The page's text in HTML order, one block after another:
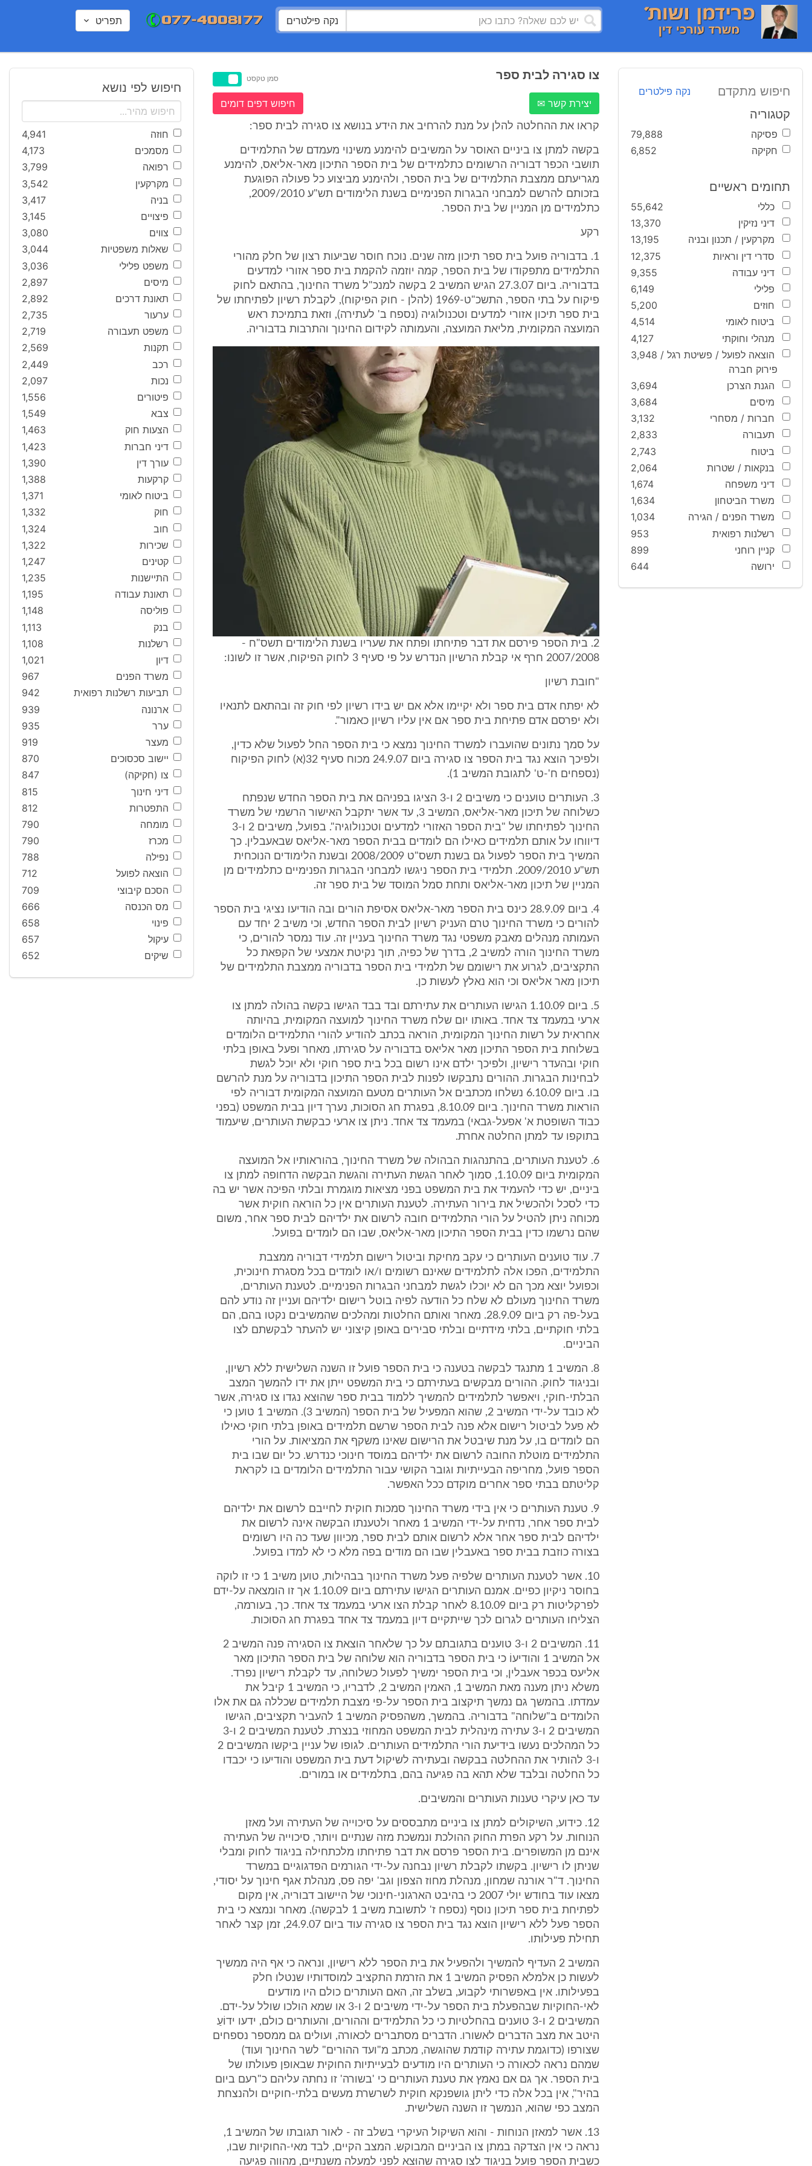
נקה פילטרים תפריט
חיפוש מתקדם נקה פילטרים
קטגוריה
פסיקה
79,888
חקיקה
6,852
תחומים ראשיים
כללי
55,642
דיני נזיקין
13,370
מקרקעין / תכנון ובניה
13,195
סדרי דין וראיות
12,375
דיני עבודה
9,355
פלילי
6,149
חוזים
5,200
ביטוח לאומי
4,514
מנהלי וחוקתי
4,127
הוצאה לפועל / פשיטת רגל /
פירוק חברה
3,948
הגנת הצרכן
3,694
מיסים
3,684
חברות / מסחרי
3,132
תעבורה
2,833
ביטוח
2,743
בנקאות / שטרות
2,064
דיני משפחה
1,674
משרד הביטחון
1,634
משרד הפנים / הגירה
1,034
רשלנות רפואית
953
קניין רוחני
899
ירושה
644
צו סגירה לבית ספר סמן טקסט
יצירת קשר ✉ חיפוש דפים דומים
קראו את ההחלטה להלן על מנת להרחיב את הידע בנושא צו סגירה לבית ספר:
בקשה למתן צו ביניים האוסר על המשיבים להימנע משינוי מעמדם של התלמידים
תושבי הכפר דבוריה הרשומים כתלמידים של בית הספר התיכון מאר-אליאס, להימנע
מגריעתם ממצבת התלמידים של בית הספר, ולהימנע מביצוע כל פעולה הפוגעת
בזכותם להרשם למבחני הבגרות הפנימיים בשנת הלימודים תש"ע 2009/2010,
כתלמידים מן המניין של בית הספר.
רקע
1. בדבוריה פועל בית ספר תיכון מזה שנים. נוכח חוסר שביעות רצון של חלק מהורי
התלמידים מתפקודו של בית הספר, קמה יוזמה להקמת בית ספר אזורי למדעים
בדבוריה. ביום 27.3.07 הגיש המשיב 2 בקשה למנכ"ל משרד החינוך, בהתאם לחוק
פיקוח על בתי הספר, התשכ"ט-1969 (להלן - חוק הפיקוח), לקבלת רשיון לפתיחתו של
בית ספר תיכון אזורי למדעים וטכנולוגיה (נספח ב' לעתירה), וזאת בתמיכת ראש
המועצה המקומית, מליאת המועצה, והעמותה לקידום החינוך והתרבות בדבוריה.
2. בית הספר פירסם את דבר פתיחתו ופתח את שעריו בשנת הלימודים תשס"ח -
2007/2008 חרף אי קבלת הרשיון הנדרש על פי סעיף 3 לחוק הפיקוח, אשר זו לשונו:
"חובת רשיון
לא יפתח אדם בית ספר ולא יקיימו אלא אם יש בידו רשיון לפי חוק זה ובהתאם לתנאיו
ולא יפרסם אדם פתיחת בית ספר אם אין עליו רשיון כאמור".
על סמך נתונים שהועברו למשרד החינוך נמצא כי בית הספר החל לפעול שלא כדין,
ולפיכך הוצא נגד בית הספר צו סגירה ביום 24.9.07 מכוח סעיף 32(א) לחוק הפיקוח
(נספחים ח'-ט' לתגובת המשיב 1).
3. העותרים טוענים כי משיבים 2 ו-3 הציגו בפניהם את בית הספר החדש שנפתח
כשלוחה של תיכון מאר-אליאס, המשיב 3, עד אשר יתקבל האישור הרשמי של משרד
החינוך לפתיחתו של "בית הספר האזורי למדעים וטכנולוגיה". בפועל, משיבים 2 ו-3
דיווחו על אותם תלמידים כאילו הם לומדים בבית הספר מאר-אליאס שבאעבלין. כך
המשיך בית הספר לפעול גם בשנת תשס"ט 2008/2009 ובשנת הלימודים הנוכחית
תש"ע 2009/2010. תלמידי בית הספר ניגשו למבחני הבגרות הפנימיים כתלמידים מן
המניין של תיכון מאר-אליאס ותחת סמל המוסד של בית ספר זה.
4. ביום 28.9.09 כינס בית הספר מאר-אליאס אסיפת הורים ובה הודיעו נציגי בית הספר
להורים כי משרד החינוך טרם העניק רשיון לבית הספר החדש, וכי משיב 2 יחד עם
העמותה מנהלים מאבק משפטי נגד משרד החינוך בעניין זה. עוד נמסר להורים, כי
משרד החינוך הורה למשיב 2, בדרך של כפיה, תוך נקיטת אמצעי של הקפאת כל
התקציבים, לגרוע את רישומם של תלמידי בית הספר בדבוריה ממצבת התלמידים של
תיכון מאר אליאס וכי הוא נאלץ לעשות כן.
5. ביום 1.10.09 הגישו העותרים את עתירתם ובד בבד הגישו בקשה בהולה למתן צו
ארעי במעמד צד אחד. באותו יום שלח משרד החינוך למועצה המקומית, בהיותה
אחראית על רשות החינוך המקומית, הוראה בכתב להודיע להורי התלמידים הלומדים
בשלוחת בית הספר התיכון מאר אליאס בדבוריה על סגירתו, מאחר ופעל באופן בלתי
חוקי ובהעדר רישיון, ולפיכך ילדם אינו רשום בכל בית ספר חוקי ולא יוכל לגשת
לבחינות הבגרות. ההורים נתבקשו לפנות לבית הספר התיכון בדבוריה על מנת להרשם
בו. ביום 6.10.09 נשלחו מכתבים אל העותרים מטעם המועצה המקומית דבוריה לפי
הוראות משרד החינוך. ביום 8.10.09, בפגרת חג הסוכות, נערך דיון בבית המשפט (בפני
כבוד השופטת א' אפעל-גבאי) במעמד צד אחד. ניתן צו ארעי כבקשת העותרים, שיעמוד
בתוקפו עד למתן החלטה אחרת.
6. לטענת העותרים, בהתנהגות הבהולה של משרד החינוך, בהוראותיו אל המועצה
המקומית ביום 1.10.09, סמוך לאחר הגשת העתירה והגשת הבקשה הדחופה למתן צו
ביניים, יש כדי להעמיד את בית המשפט בפני מציאות מוגמרת ובלתי הפיכה אשר יש בה
כדי לסכל ולהכשיל את בירור העתירה. לטענת העותרים אין כל הוראה חוקית אשר
מכוחה ניתן להטיל על הורי התלמידים חובה לרשום את ילדיהם לבית ספר אחר, משום
שהם נרשמו כדין בבית הספר התיכון מאר-אליאס, שבו הם לומדים בפועל.
7. עוד טוענים העותרים כי עקב מחיקת וביטול רישום תלמידי דבוריה ממצבת
התלמידים, הפכו אלה לתלמידים שאינם רשומים ו/או לומדים בכל מסגרת חינוכית,
וכפועל יוצא מכך הם לא יוכלו לגשת למבחני הבגרות הפנימיים. לטענת העותרים,
משרד החינוך מעולם לא שלח כל הודעה לפיה בוטל רישום ילדיהם ועניין זה נודע להם
בעל-פה רק ביום 28.9.09. מאחר ואותם החלטות ומהלכים שהמשיבים נקטו בהם, הם
בלתי חוקתיים, בלתי מידתיים ובלתי סבירים באופן קיצוני יש להעתר לבקשתם לצו
הביניים.
8. המשיב 1 מתנגד לבקשה בטענה כי בית הספר פועל זו השנה השלישית ללא רשיון,
ובניגוד לחוק. ההורים מבקשים בעתירתם כי בית המשפט ייתן את ידו להמשך המצב
הבלתי-חוקי, ויאפשר לתלמידים להמשיך ללמוד בבית ספר שהוּצא נגדו צו סגירה, אשר
לא כובד על-ידי המשיב 2, שהוא המפעיל של בית הספר (המשיב 3). המשיב 1 טוען כי
לא פעל לביטול רישום אלא פנה לבית הספר שרשם תלמידים באופן בלתי חוקי כאילו
הם לומדים בו, על מנת שיבטל את הרישום שאינו משקף את המציאות. על הורי
התלמידים מוטלת החובה לרשום את ילדיהם במוסד חינוכי כנדרש. כל יום שבו בית
הספר פועל, מחריפה הבעייתיות וגובר הקושי עבור התלמידים הלומדים בו לקראת
קליטתם בבתי ספר אחרים מוקדם ככל האפשר.
9. טענת העותרים כי אין בידי משרד החינוך סמכות חוקית לחייבם לרשום את ילדיהם
לבית ספר אחר, נדחית על-ידי המשיב 1 מאחר ולטענתו הבקשה אינה לרשום את
ילדיהם לבית ספר אחר אלא לרשום אותם לבית ספר, מכיוון שעד כה היו רשומים
בצורה כוזבת בבית ספר באעבלין שבו הם מודים בפה מלא כי לא למדו בפועל.
10. אשר לטענת העותרים שלפיה פעל משרד החינוך בבהילות, טוען משיב 1 כי זו לוקה
בחוסר ניקיון כפיים. אמנם העותרים הגישו עתירתם ביום 1.10.09 אך זו הומצאה על-ידם
לפרקליטות רק ביום 8.10.09 לאחר קבלת הצו ארעי במעמד צד אחד. כך, בעורמה,
הצליחו העותרים לגרום לכך שייתקיים דיון במעמד צד אחד בפגרת חג הסוכות.
11. המשיבים 2 ו-3 טוענים בתגובתם על כך שלאחר הוצאת צו הסגירה פנה המשיב 2
אל המשיב 1 והודיעוֹ כי בית הספר בדבוריה הוא שלוחה של בית הספר התיכון מאר
אליעס בכפר אעבלין, וכי בית הספר ימשיך לפעול כשלוחה, עד לקבלת רישיון נפרד.
משלא ניתן מענה מאת המשיב 1, האמין המשיב 2, לדבריו, כי המשיב 1 קיבל את
עמדתו. בהמשך גם נמשך תיקצוב בית הספר על-פי מצבת תלמידים שכללה גם את אלו
הלומדים ב"שלוחה" בדבוריה. בהמשך, משהפסיק המשיב 1 להעביר תקציבים, הגישו
המשיבים 2 ו-3 עתירה מינהלית לבית המשפט המחוזי בנצרת. לטענת המשיבים 2 ו-3
כל המהלכים נעשו בידיעת הורי התלמידים העותרים. לגופו של עניין ביקשו המשיבים 2
ו-3 להותיר את ההחלטה בבקשה ובעתירה לשיקול דעת בית המשפט והודיעו כי יכבדו
כל החלטה ובלבד שלא תהא בה פגיעה בהם, בתלמידים או במורים.
עד כאן עיקרי טענות העותרים והמשיבים.
12. כידוע, השיקולים למתן צו ביניים מתבססים על סיכוייה של העתירה ועל מאזן
הנוחות. על רקע הפרת החוק ההולכת ונמשכת מזה שנתיים ויותר, סיכוייה של העתירה
אינם מן המשופרים. בית הספר פרסם את דבר פתיחתו מלכתחילה בניגוד לחוק ומבלי
שניתן לו רישיון. בקשתו לקבלת רשיון נבחנה על-ידי הגורמים הפדגוגיים במשרד
החינוך. ד"ר אורנה שמחון, מנהלת מחוז הצפון וגב' יפה פס, מנהלת אגף חינוך על יסודי,
מצאו עוד בחודש יולי 2007 כי בהיבט הארגוני-חינוכי של היישוב דבוריה, אין מקום
לפתיחת בית ספר תיכון נוסף (נספח ז' לתשובת משיב 1 לבקשה). מאחר ונמצא כי בית
הספר פעל ללא רישיון הוצא נגד בית הספר צו סגירה עוד ביום 24.9.07, זמן קצר לאחר
תחילת פעילותו.
המשיב 2 העדיף להמשיך ולהפעיל את בית הספר ללא רישיון, ונראה כי אף היה ממשיך
לעשות כן אלמלא הפסיק המשיב 1 את הזרמת התקציב למוסדותיו שנטלו חלק
בפעילותו. אין באפשרותי לקבוע, בשלב זה, האם העותרים כולם היו מודעים
לאי-החוקיות שבהפעלת בית הספר על-ידי משיבים 2 ו-3 או שמא הולכו שולל על-ידם.
המשיבים 2 ו-3 טוענים בהחלטיות כי כל התלמידים וההורים, והעותרים כולם, ידעו ידוֹעַ
היטב את מצב הדברים לאשורו. הדברים מסתברים לכאורה, ועולים גם ממספר נספחים
שצורפו (כדוגמת עתירה קודמת שהוגשה, מכתב מ"ועד ההורים" לשר החינוך ועוד)
שמהם נראה לכאורה כי העותרים היו מודעים לבעייתיות החוקית שבאופן פעולתו של
בית הספר. אך גם אם נאמץ את טענת העותרים כי 'בשורה' זו נחתה עליהם כ"רעם ביום
בהיר", אין בכל אלה כדי ליתן גושפנקא חוקית לשרשרת מעשים בלתי-חוקיים ולהנצחת
המצב כפי שהוא, הנמשך זו השנה השלישית.
13. אשר למאזן הנוחות - והוא השיקול העיקרי בשלב זה - לאור תגובתו של המשיב 1,
נראה כי אין הצדקה במתן צו הביניים המבוקש. המצב הקיים, לבד מאי-החוקיות שבו,
כשבית הספר פועל בניגוד לצו סגירה שהוּצא לפני למעלה משנתיים, מהווה פגיעה
חיפוש לפי נושא
חוזה
4,941
מסמכים
4,173
רפואה
3,799
מקרקעין
3,542
בניה
3,417
פיצויים
3,145
צווים
3,080
שאלות משפטיות
3,044
משפט פלילי
3,036
מיסים
2,897
תאונת דרכים
2,892
ערעור
2,735
משפט תעבורה
2,719
תקנות
2,569
רכב
2,449
נכות
2,097
פיטורים
1,556
צבא
1,549
הצעות חוק
1,463
דיני חברות
1,423
עורך דין
1,390
קרקעות
1,388
ביטוח לאומי
1,371
חוק
1,332
חוב
1,324
שכירות
1,322
קטינים
1,247
התיישנות
1,235
תאונת עבודה
1,195
פוליסה
1,148
בנק
1,113
רשלנות
1,108
דיון
1,021
משרד הפנים
967
תביעות רשלנות רפואית
942
ארנונה
939
ערר
935
מעצר
919
יישוב סכסוכים
870
צו (חקיקה)
847
דיני חינוך
815
התפטרות
812
מומחה
790
מכרז
790
נפילה
788
הוצאה לפועל
712
הסכם קיבוצי
709
מס הכנסה
666
פינוי
658
עיקול
657
שיקים
652